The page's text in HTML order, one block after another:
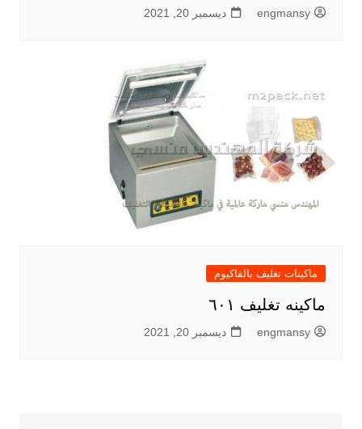
engmansy ديسمبر 20, 2021
ماكينات تغليف بالفاكيوم
ماكينه تغليف ٦٠١
engmansy ديسمبر 20, 2021